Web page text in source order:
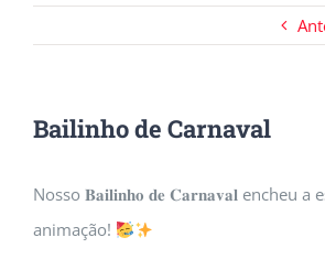
Bailinho de Carnaval
Nosso 𝐁𝐚𝐢𝐥𝐢𝐧𝐡𝐨 𝐝𝐞 𝐂𝐚𝐫𝐧𝐚𝐯𝐚𝐥 encheu a
animação!